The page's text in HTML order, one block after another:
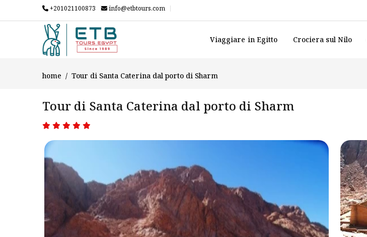
+201021100873 info@etbtours.com
Viaggiare in Egitto Crociera sul Nilo
home Tour di Santa Caterina dal porto di Sharm
Tour di Santa Caterina dal porto di Sharm